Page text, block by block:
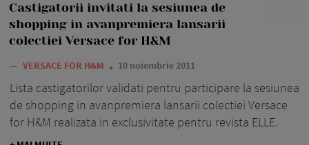
Castigatorii invitati la sesiunea de
shopping in avanpremiera lansarii
colectiei Versace for H&M
— VERSACE FOR H&M 10 noiembrie 2011
Lista castigatorilor validati pentru participare la sesiunea
de shopping in avanpremiera lansarii colectiei Versace
for H&M realizata in exclusivitate pentru revista ELLE.